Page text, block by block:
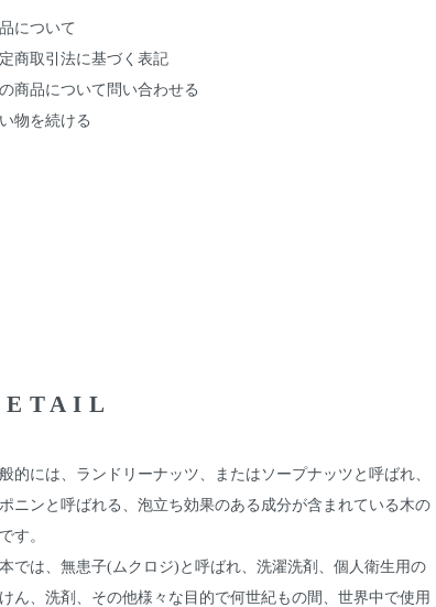
について
商取引法に基づく表記
商品について問い合わせる
物を続ける
的には、ランドリーナッツ、またはソープナッツと呼ばれ、
ニンと呼ばれる、泡立ち効果のある成分が含まれている木の
す。
では、無患子(ムクロジ)と呼ばれ、洗濯洗剤、個人衛生用の
ん、洗剤、その他様々な目的で何世紀もの間、世界中で使用